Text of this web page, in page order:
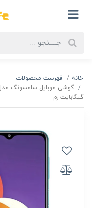
خانه
فهرست محصولات
گیگابایت رم